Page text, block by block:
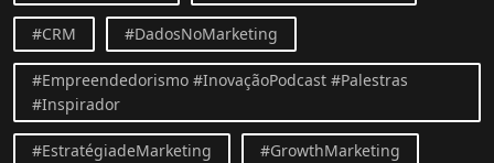
#CRM #DadosNoMarketing
#Empreendedorismo #InovaçãoPodcast #Palestras
#Inspirador
#EstratégiadeMarketing #GrowthMarketing